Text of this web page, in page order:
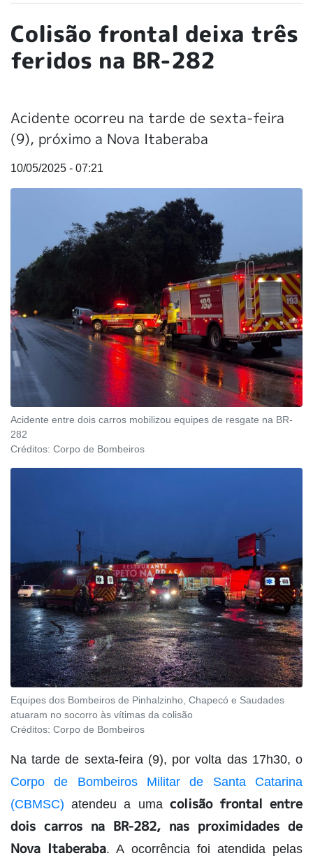
Colisão frontal deixa três
feridos na BR-282
Acidente ocorreu na tarde de sexta-feira
(9), próximo a Nova Itaberaba
10/05/2025 - 07:21
Acidente entre dois carros mobilizou equipes de resgate na BR-
282
Créditos: Corpo de Bombeiros
Equipes dos Bombeiros de Pinhalzinho, Chapecó e Saudades
atuaram no socorro às vítimas da colisão
Créditos: Corpo de Bombeiros
Na tarde de sexta-feira (9), por volta das 17h30, o
Corpo de Bombeiros Militar de Santa Catarina
(CBMSC) atendeu a uma colisão frontal entre
dois carros na BR-282, nas proximidades de
Nova Itaberaba. A ocorrência foi atendida pelas